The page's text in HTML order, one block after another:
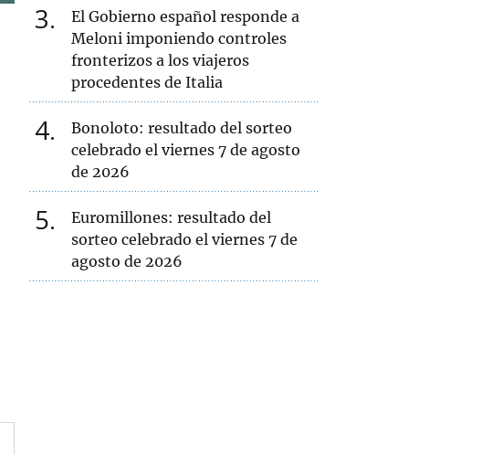
3
El Gobierno español responde a
Meloni imponiendo controles
fronterizos a los viajeros
procedentes de Italia
4
Bonoloto: resultado del sorteo
celebrado el viernes 7 de agosto
de 2026
5
Euromillones: resultado del
sorteo celebrado el viernes 7 de
agosto de 2026